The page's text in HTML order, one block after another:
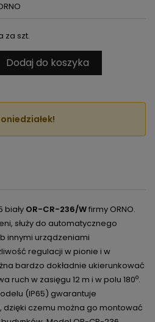
za szt.
Dodaj do koszyka
biały OR-CR-236/Wfirmy ORNO.
służy do automatycznego
innymi urządzeniami
regulacji w pionie i w
bardzo dokładnie ukierunkować
ruch w zasięgu 12 m i w polu 180o.
(IP65) gwarantuje
czemu można go montować